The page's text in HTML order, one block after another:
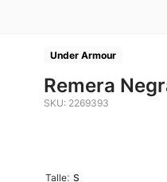
Under Armour
Remera
SKU: 2269393
Talle: S